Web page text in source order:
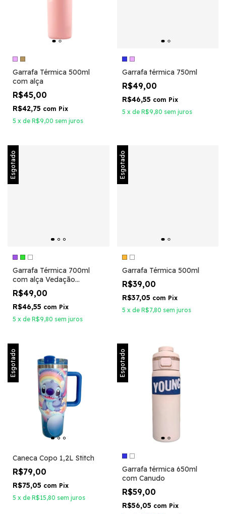
Garrafa Térmica 500ml
com alça
R$45,00
R$42,75 com Pix
5 x de R$9,00 sem juros
Garrafa térmica 750ml
R$49,00
R$46,55 com Pix
5 x de R$9,80 sem juros
Esgotado
Garrafa Térmica 700ml
com alça Vedação
reforçada
R$49,00
R$46,55 com Pix
5 x de R$9,80 sem juros
Esgotado
Garrafa Térmica 500ml
R$39,00
R$37,05 com Pix
5 x de R$7,80 sem juros
Esgotado
Caneca Copo 1,2L Stitch
R$79,00
R$75,05 com Pix
5 x de R$15,80 sem juros
Esgotado
Garrafa térmica 650ml
com Canudo
R$59,00
R$56,05 com Pix